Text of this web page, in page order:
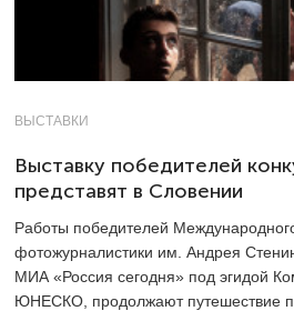
ВЫСТАВКИ
Выставку победителей
представят в Словении
Работы победителей
фотожурналистики им. Андрея
МИА «Россия сегодня» под эгидой
ЮНЕСКО, продолжают путешествие